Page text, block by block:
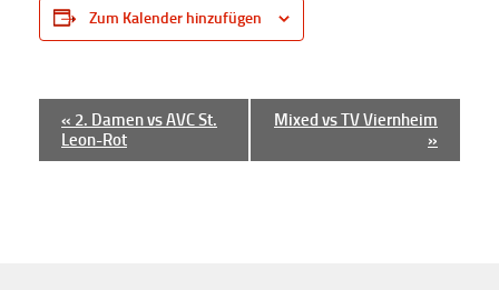
Zum Kalender hinzufügen
« 2. Damen vs AVC St.
Leon-Rot
Mixed vs TV Viernheim
»